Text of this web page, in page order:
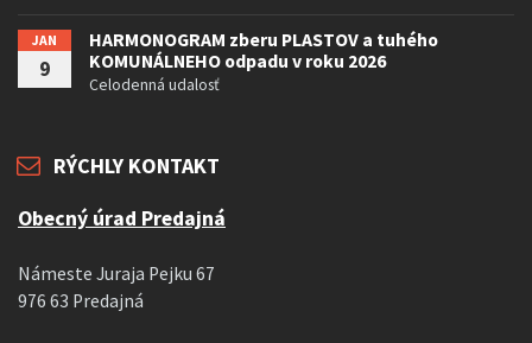
JAN
9
HARMONOGRAM zberu PLASTOV a tuhého
KOMUNÁLNEHO odpadu v roku 2026
Celodenná udalosť
RÝCHLY KONTAKT
Obecný úrad Predajná
Námeste Juraja Pejku 67
976 63 Predajná